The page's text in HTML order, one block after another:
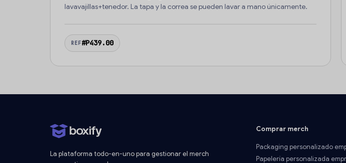
lavavajillas+tenedor. La tapa y la correa se pueden lavar a mano únicamente.
REF#P439.00
La plataforma todo-en-uno para gestionar el merch
Comprar merch
Packaging personalizado
Papelería personalizada